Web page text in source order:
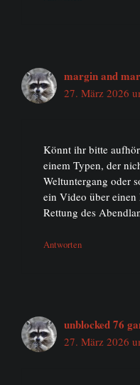
margin and
27. März 2026
Könnt ihr bitte
einem Typen, der
Weltuntergang oder
ein Video über
Rettung des
Antworten
unblocked 76
27. März 2026